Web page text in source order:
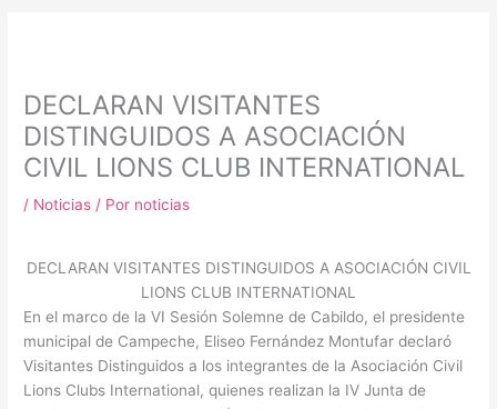
DECLARAN VISITANTES
DISTINGUIDOS A ASOCIACIÓN
CIVIL LIONS CLUB INTERNATIONAL
/ Noticias / Por noticias
DECLARAN VISITANTES DISTINGUIDOS A ASOCIACIÓN CIVIL
LIONS CLUB INTERNATIONAL
En el marco de la VI Sesión Solemne de Cabildo, el presidente
municipal de Campeche, Eliseo Fernández Montufar declaró
Visitantes Distinguidos a los integrantes de la Asociación Civil
Lions Clubs International, quienes realizan la IV Junta de